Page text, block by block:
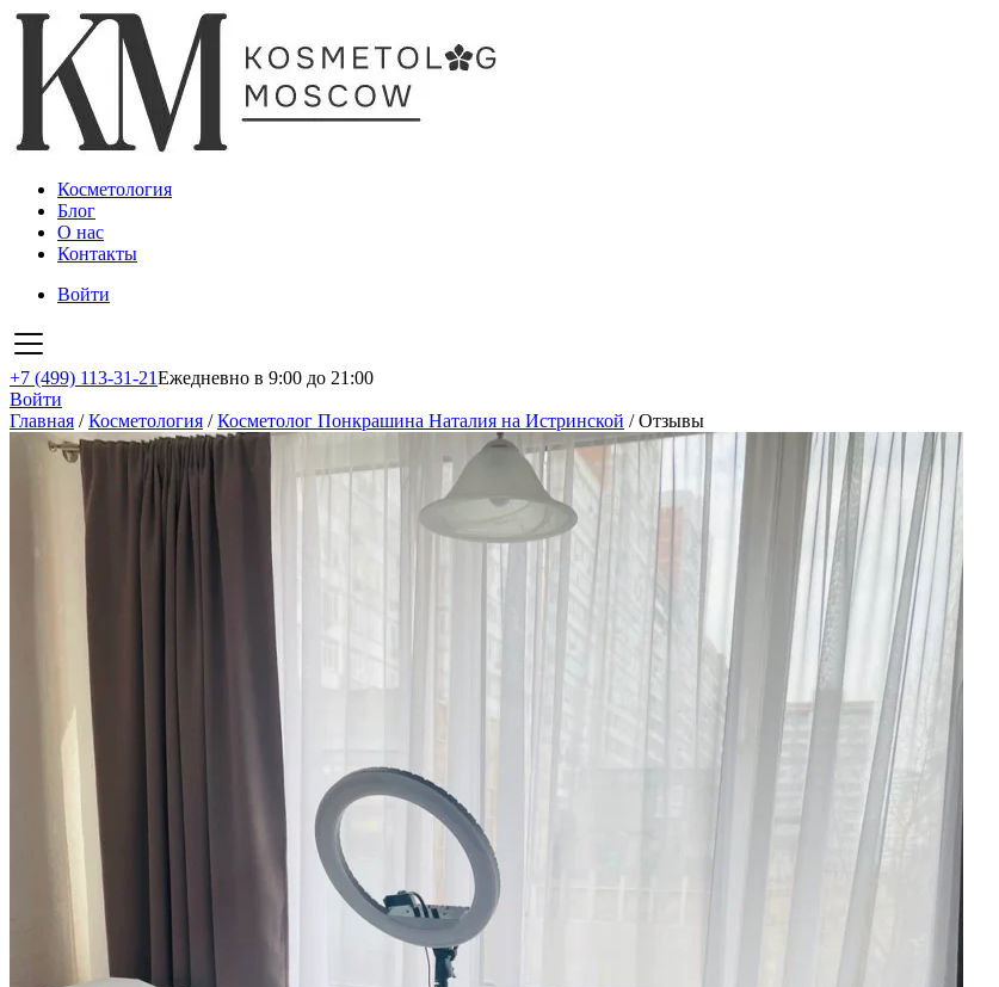
Косметология
Блог
О нас
Контакты
Войти
+7 (499) 113-31-21Ежедневно в 9:00 до 21:00
Войти
Главная /Косметология /Косметолог Понкрашина Наталия на Истринской /Отзывы